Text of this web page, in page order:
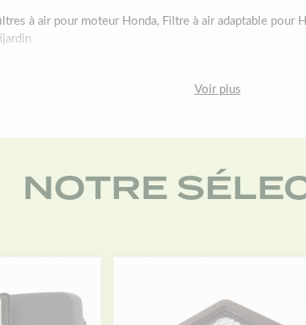
à air pour moteur Honda, Filtre à air adaptable pour
Voir plus
NOTRE